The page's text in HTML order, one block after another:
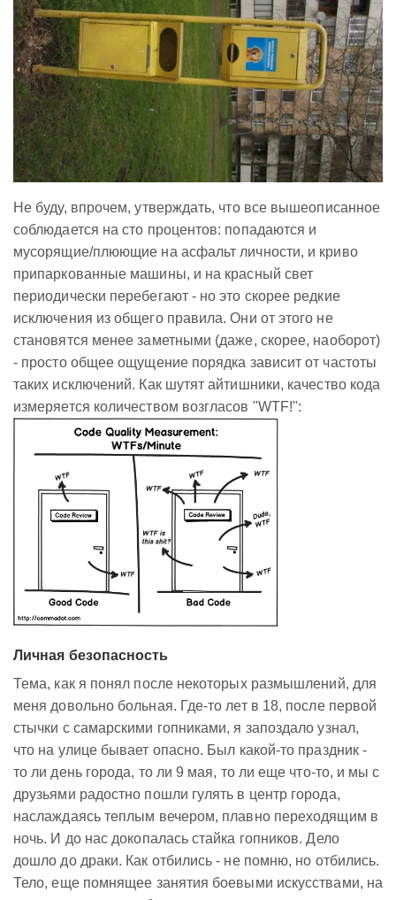
Не буду, впрочем, утверждать, что все вышеописанное
соблюдается на сто процентов: попадаются и
мусорящие/плюющие на асфальт личности, и криво
припаркованные машины, и на красный свет
периодически перебегают - но это скорее редкие
исключения из общего правила. Они от этого не
становятся менее заметными (даже, скорее, наоборот)
- просто общее ощущение порядка зависит от частоты
таких исключений. Как шутят айтишники, качество кода
измеряется количеством возгласов "WTF!":
Личная безопасность
Тема, как я понял после некоторых размышлений, для
меня довольно больная. Где-то лет в 18, после первой
стычки с самарскими гопниками, я запоздало узнал,
что на улице бывает опасно. Был какой-то праздник -
то ли день города, то ли 9 мая, то ли еще что-то, и мы с
друзьями радостно пошли гулять в центр города,
наслаждаясь теплым вечером, плавно переходящим в
ночь. И до нас докопалась стайка гопников. Дело
дошло до драки. Как отбились - не помню, но отбились.
Тело, еще помнящее занятия боевыми искусствами, на